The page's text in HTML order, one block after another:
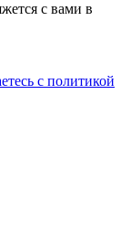
с вами в
с политикой